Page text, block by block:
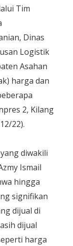
Tim
Dinas
Logistik
Asahan
harga dan
2, Kilang
22).
diwakili
Ismail
hingga
signifikan
dijual di
dijual
harga